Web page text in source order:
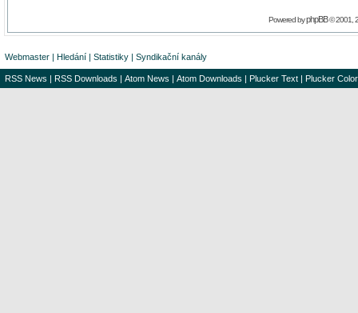
Powered byphpBB© 2001,
Webmaster | Hledání | Statistiky | Syndikační kanály
RSS News | RSS Downloads | Atom News | Atom Downloads | Plucker Text | Plucker Color